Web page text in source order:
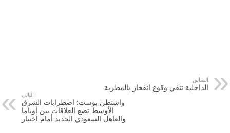
السابق
الداخلية تنفي وقوع انفحار بالمطرية
التالي
واشنطن بوست: اضطرابات الشرق
الأوسط تضع العلاقات بين أوباما
والعاهل السعودي الجديد أمام اختبار